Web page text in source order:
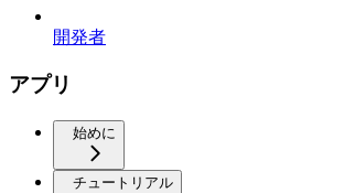
開発者
アプリ
始めに
チュートリアル